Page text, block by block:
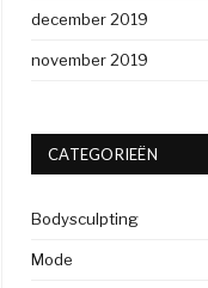
december 2019
november 2019
CATEGORIEËN
Bodysculpting
Mode